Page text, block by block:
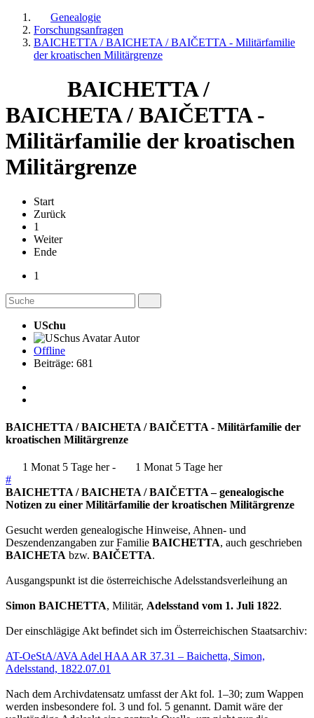
Genealogie
Forschungsanfragen
BAICHETTA / BAICHETA / BAIČETTA - Militärfamilie
der kroatischen Militärgrenze
BAICHETTA /
BAICHETA / BAIČETTA -
Militärfamilie der kroatischen
Militärgrenze
Start
Zurück
1
Weiter
Ende
1
USchu
Autor
Offline
Beiträge: 681
BAICHETTA / BAICHETA / BAIČETTA - Militärfamilie der
kroatischen Militärgrenze
1 Monat 5 Tage her-
1 Monat 5 Tage her
#
BAICHETTA / BAICHETA / BAIČETTA – genealogische
Notizen zu einer Militärfamilie der kroatischen Militärgrenze
Gesucht werden genealogische Hinweise, Ahnen- und
Deszendenzangaben zur Familie BAICHETTA, auch geschrieben
BAICHETA bzw. BAIČETTA.
Ausgangspunkt ist die österreichische Adelsstandsverleihung an
Simon BAICHETTA, Militär, Adelsstand vom 1. Juli 1822.
Der einschlägige Akt befindet sich im Österreichischen Staatsarchiv:
AT-OeStA/AVA Adel HAA AR 37.31 – Baichetta, Simon,
Adelsstand, 1822.07.01
Nach dem Archivdatensatz umfasst der Akt fol. 1–30; zum Wappen
werden insbesondere fol. 3 und fol. 5 genannt. Damit wäre der